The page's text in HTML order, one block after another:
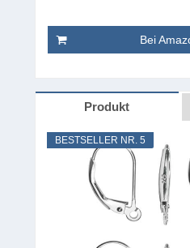
Bei
Produkt
BESTSELLER NR. 5